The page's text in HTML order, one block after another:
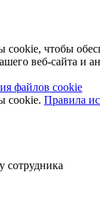
чтобы
веб-сайта и
файлов cookie
cookie. Правила
сотрудника